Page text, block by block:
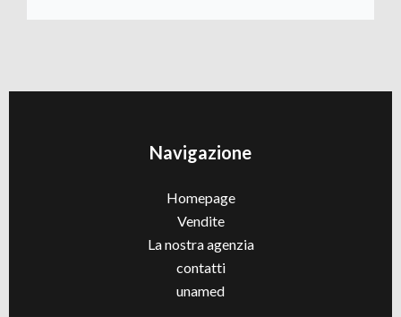
Navigazione
Homepage
Vendite
La nostra agenzia
contatti
unamed